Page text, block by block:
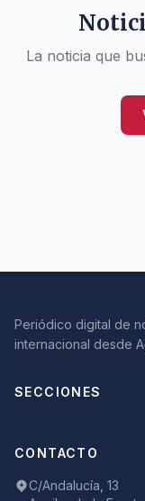
La noticia que
Periódico digital de
internacional desde
SECCIONES
CONTACTO
C/Andalucía, 13